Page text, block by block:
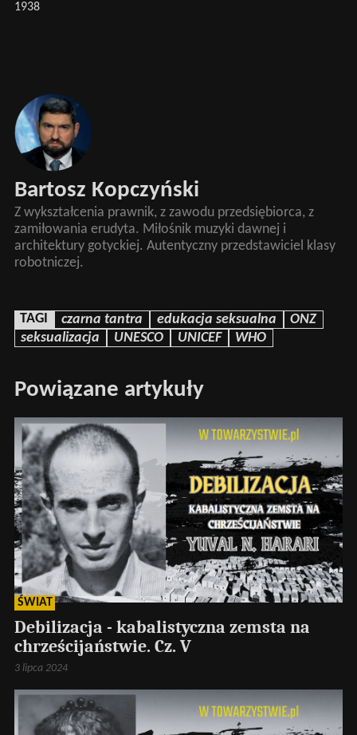
1938
Bartosz Kopczyński
Z wykształcenia prawnik, z zawodu przedsiębiorca, z
zamiłowania erudyta. Miłośnik muzyki dawnej i
architektury gotyckiej. Autentyczny przedstawiciel klasy
robotniczej.
TAGI czarna tantra edukacja seksualna
ONZ
seksualizacja
UNESCO UNICEF WHO
Powiązane artykuły
ŚWIAT
Debilizacja - kabalistyczna zemsta na
chrześcijaństwie. Cz. V
3 lipca 2024